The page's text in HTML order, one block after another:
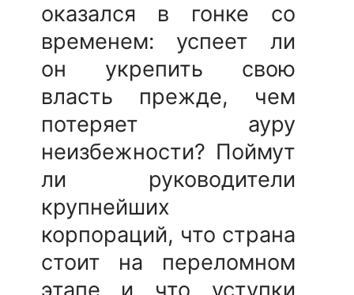
оказался в гонке со
временем: успеет ли
он укрепить свою
власть прежде, чем
потеряет ауру
неизбежности? Поймут
ли руководители
крупнейших
корпораций, что страна
стоит на переломном